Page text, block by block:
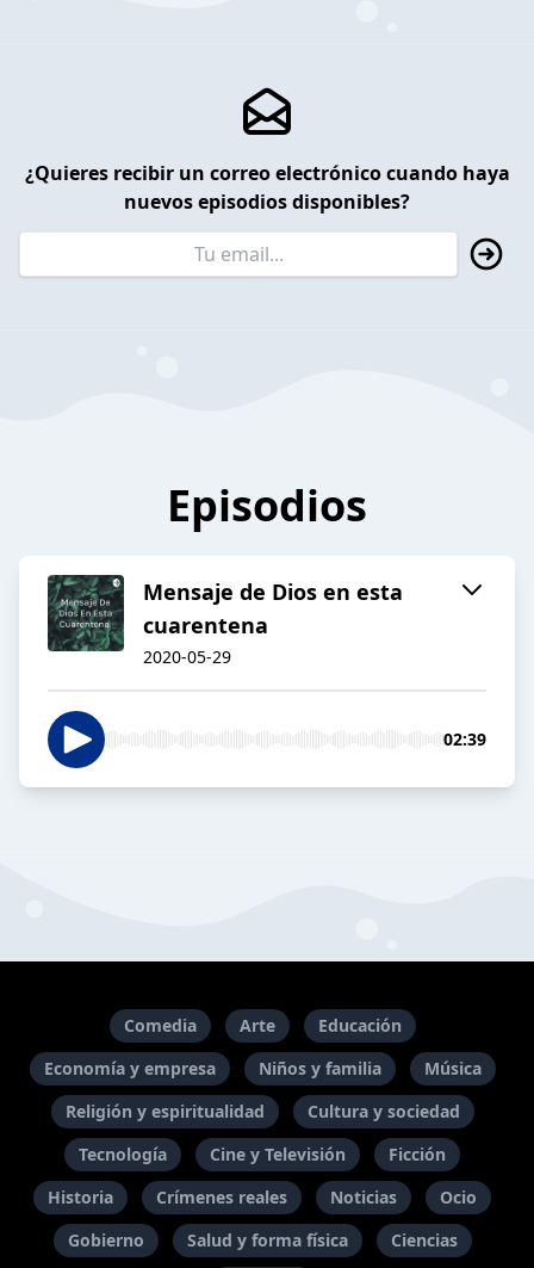
¿Quieres recibir un correo electrónico cuando haya
nuevos episodios disponibles?
Episodios
Mensaje de Dios en esta
cuarentena
2020-05-29
02:39
Comedia Arte
Educación
Economía y empresa
Niños y familia
Música
Religión y espiritualidad
Cultura y sociedad
Tecnología
Cine y Televisión
Ficción
Historia
Crímenes reales Noticias
Ocio
Gobierno
Salud y forma física Ciencias